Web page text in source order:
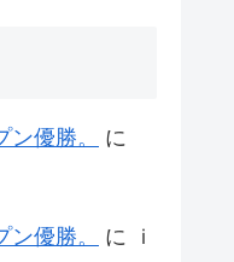
優勝。
に
優勝。 に
ｉ